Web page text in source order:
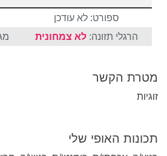
ספורט: לא עודכן
הרגלי תזונה: לא צמחונית
מטרת הקשר
זוגיות
תכונות האופי שלי